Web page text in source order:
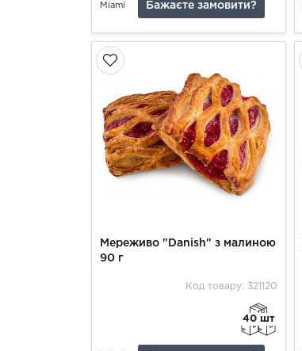
Miami Бажаєте замовити?
Мереживо "Danish" з малиною
90 г
Код товару: 321120
40 шт